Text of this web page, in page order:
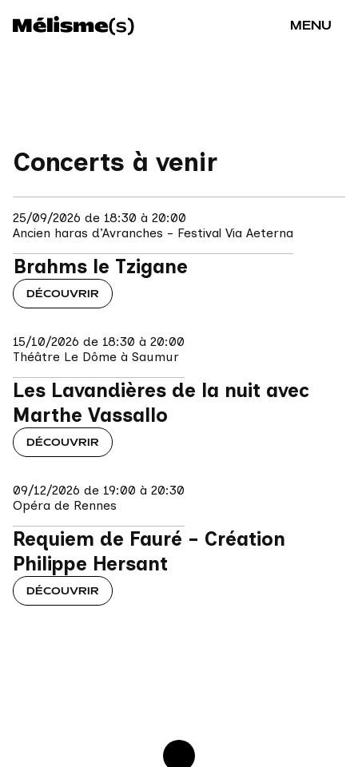
MENU
Concerts à venir
25/09/2026 de 18:30 à 20:00
Ancien haras d’Avranches - Festival Via Aeterna
Brahms le Tzigane
DÉCOUVRIR
15/10/2026 de 18:30 à 20:00
Théâtre Le Dôme à Saumur
Les Lavandières de la nuit avec
Marthe Vassallo
DÉCOUVRIR
09/12/2026 de 19:00 à 20:30
Opéra de Rennes
Requiem de Fauré - Création
Philippe Hersant
DÉCOUVRIR